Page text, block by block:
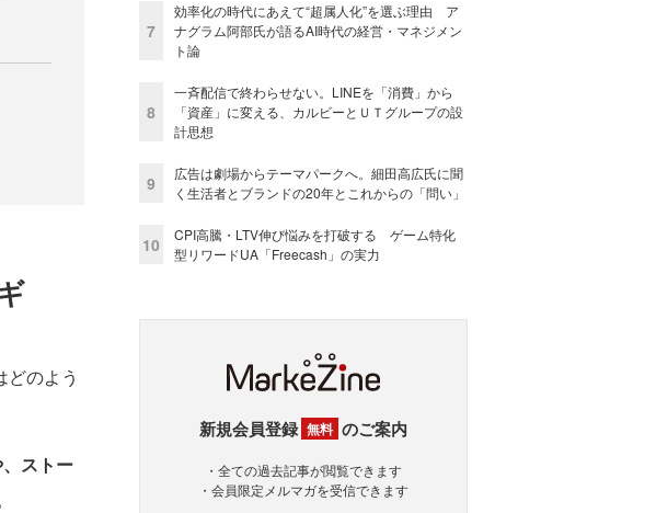
どのよう
ストー
7
効率化の時代にあえて“超属人化”を選ぶ理由 ア
ナグラム阿部氏が語るAI時代の経営・マネジメン
ト論
8
一斉配信で終わらせない。LINEを「消費」から
「資産」に変える、カルビーとＵＴグループの設
計思想
9
広告は劇場からテーマパークへ。細田高広氏に聞
く生活者とブランドの20年とこれからの「問い」
10
CPI高騰・LTV伸び悩みを打破する ゲーム特化
型リワードUA「Freecash」の実力
新規会員登録 無料 のご案内
・全ての過去記事が閲覧できます
・会員限定メルマガを受信できます